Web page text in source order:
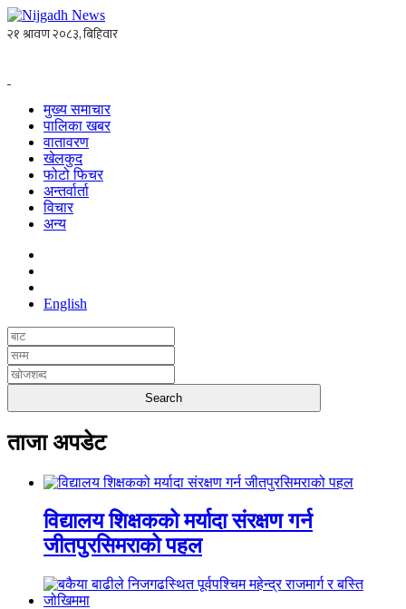
मुख्य समाचार
पालिका खबर
वातावरण
खेलकुद
फोटो फिचर
अन्तर्वार्ता
विचार
अन्य
English
ताजा अपडेट
विद्यालय शिक्षकको मर्यादा संरक्षण गर्न
जीतपुरसिमराको पहल